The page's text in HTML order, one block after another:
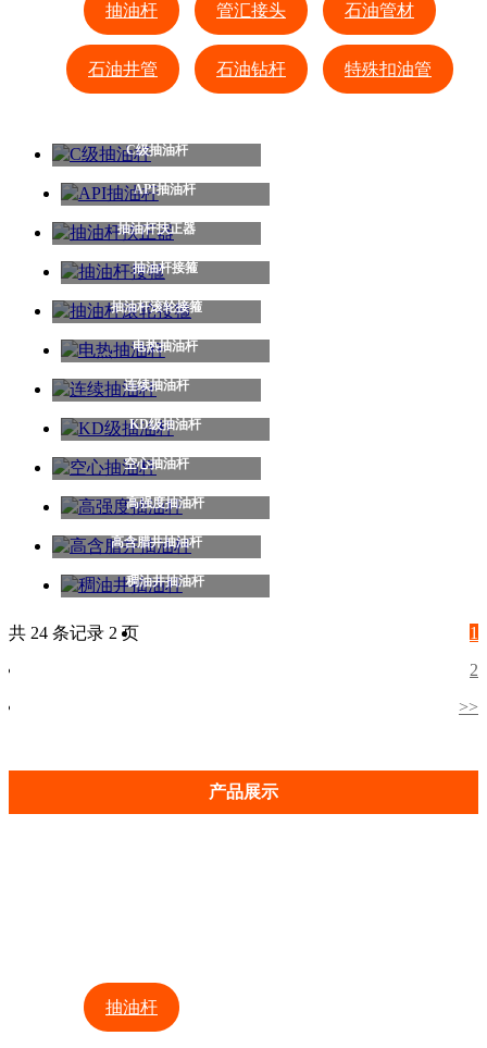
抽油杆 管汇接头 石油管材
石油井管 石油钻杆 特殊扣油管
C级抽油杆
API抽油杆
抽油杆扶正器
抽油杆接箍
抽油杆滚轮接箍
电热抽油杆
连续抽油杆
KD级抽油杆
空心抽油杆
高强度抽油杆
高含腊井抽油杆
稠油井抽油杆
共 24 条记录 2 页
1
2
>>
产品展示
抽油杆